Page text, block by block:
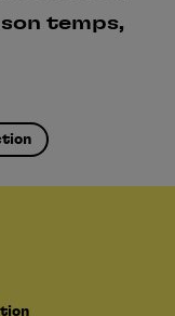
temps,